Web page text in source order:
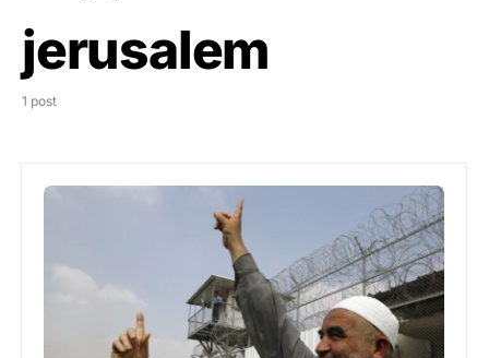
jerusalem
1 post